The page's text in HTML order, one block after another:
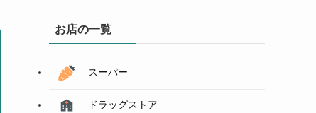
お店の一覧
スーパー
ドラッグストア